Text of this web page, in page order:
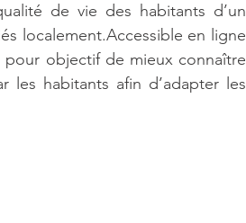
de vie des habitants d’un
localement.Accessible en ligne
objectif de mieux connaître
les habitants afin d’adapter les